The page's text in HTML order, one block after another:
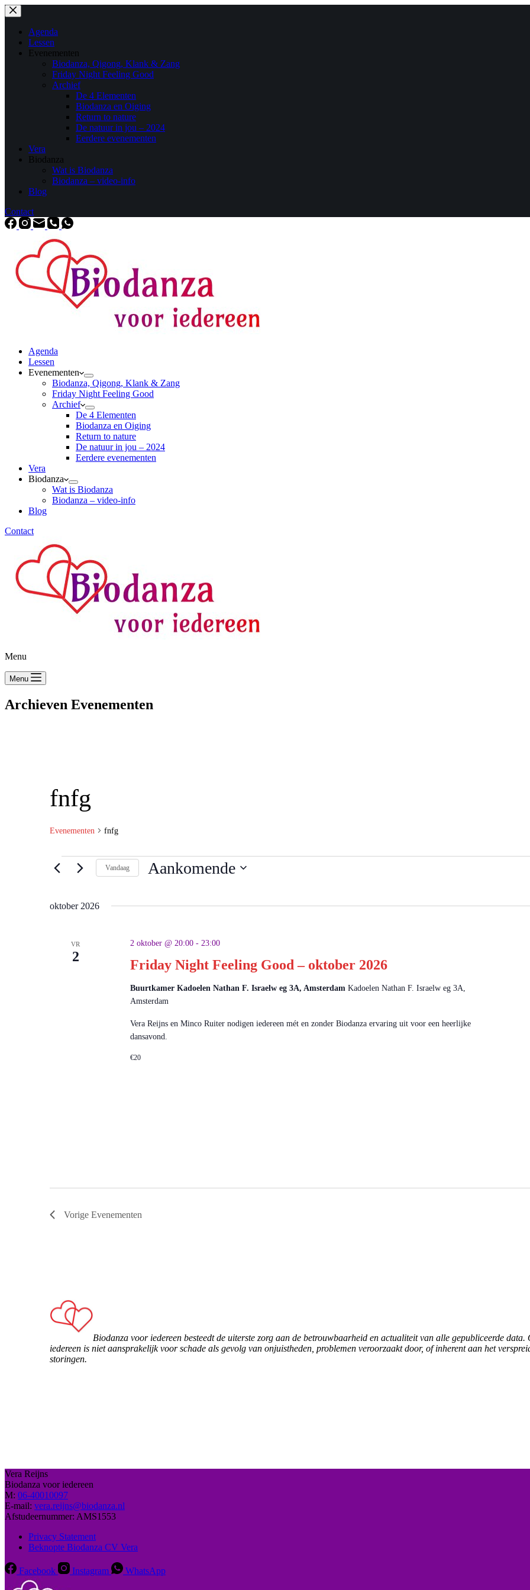
Agenda
Lessen
Evenementen
Biodanza, Qigong, Klank & Zang
Friday Night Feeling Good
Archief
De 4 Elementen
Biodanza en Oiging
Return to nature
De natuur in jou – 2024
Eerdere evenementen
Vera
Biodanza
Wat is Biodanza
Biodanza – video-info
Blog
Contact
Agenda
Lessen
Evenementen
Biodanza, Qigong, Klank & Zang
Friday Night Feeling Good
Archief
De 4 Elementen
Biodanza en Oiging
Return to nature
De natuur in jou – 2024
Eerdere evenementen
Vera
Biodanza
Wat is Biodanza
Biodanza – video-info
Blog
Contact
Menu
Menu
Archieven Evenementen
fnfg
Evenementen fnfg
Vandaag Aankomende
datum.
oktober 2026
VR
2
Friday Night Feeling Good – oktober 2026
2 oktober @ 20:00- 23:00
Buurtkamer Kadoelen Nathan F. Israelw eg 3A, Amsterdam Kadoelen Nathan F. Israelw eg 3A,
Amsterdam
Vera Reijns en Minco Ruiter nodigen iedereen mét en zonder Biodanza ervaring uit voor een heerlijke
dansavond.
€20
Vorige Evenementen
Biodanza voor iedereen besteedt de uiterste zorg aan de betrouwbaarheid en actualiteit van alle gepubliceerde
iedereen is niet aansprakelijk voor schade als gevolg van onjuistheden, problemen veroorzaakt door, of inherent aan het
storingen.
Vera Reijns
Biodanza voor iedereen
M: 06-40010097
E-mail: vera.reijns@biodanza.nl
Afstudeernummer: AMS1553
Privacy Statement
Beknopte Biodanza CV Vera
Facebook Instagram WhatsApp